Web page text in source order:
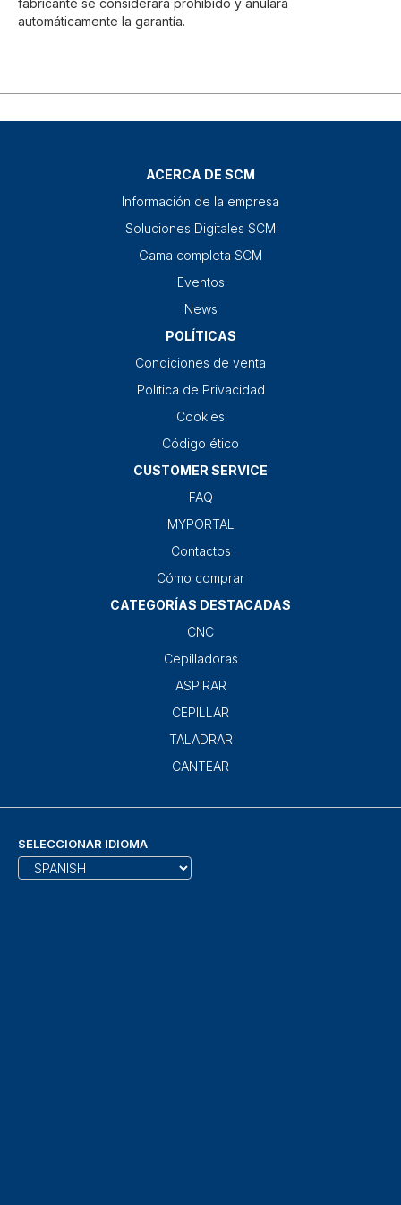
fabricante se considerará prohibido y anulará
automáticamente la garantía.
ACERCA DE SCM
Información de la empresa
Soluciones Digitales SCM
Gama completa SCM
Eventos
News
POLÍTICAS
Condiciones de venta
Política de Privacidad
Cookies
Código ético
CUSTOMER SERVICE
FAQ
MYPORTAL
Contactos
Cómo comprar
CATEGORÍAS DESTACADAS
CNC
Cepilladoras
ASPIRAR
CEPILLAR
TALADRAR
CANTEAR
SELECCIONAR IDIOMA